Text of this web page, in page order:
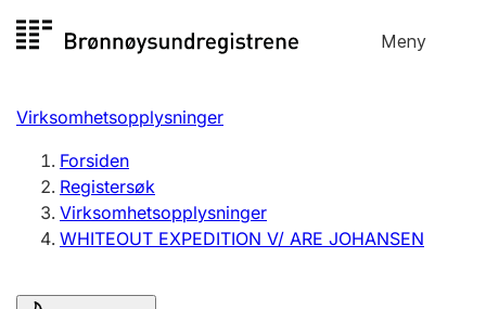
til
Meny
Registersøk
Aksjeselskap
Enkeltpersonforetak
Registrere, endre, slette
Virksomhetsopplysninger
Forsiden
Registersøk
Virksomhetsopplysninger
WHITEOUT EXPEDITION V/ ARE JOHANSEN